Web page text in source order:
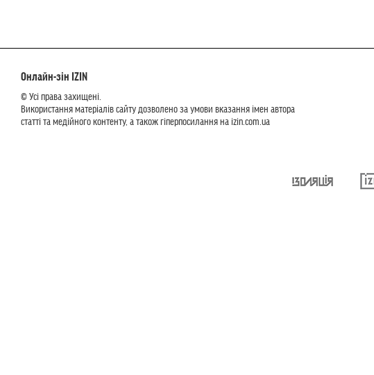
Онлайн-зін IZIN
© Усі права захищені.
Використання матеріалів сайту дозволено за умови вказання імен автора
статті та медійного контенту, а також гіперпосилання на izin.com.ua